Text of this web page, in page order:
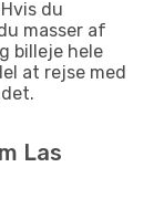
Hvis du
masser af
billeje hele
at rejse med
Las